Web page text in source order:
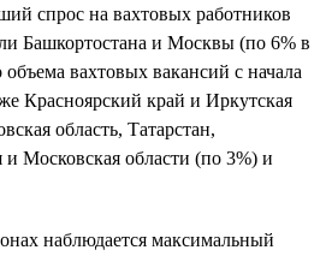
спрос на вахтовых работников
Башкортостана и Москвы (по 6% в
вахтовых вакансий с начала
Красноярский край и Иркутская
область, Татарстан,
Московская области (по 3%) и
наблюдается максимальный